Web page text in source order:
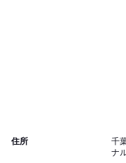
住所
千
ナ